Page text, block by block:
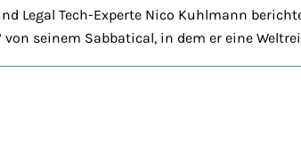
Legal Tech-Experte Nico Kuhlmann
von seinem Sabbatical, in dem er eine